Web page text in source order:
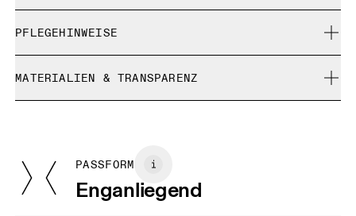
Laura ist 175 cm gross und trägt Grösse S
Deine Körpermasse in Zentimeter
Kostenlose 30-Tage-Rückgabe
Limited-Edition-Artikel, Sonderfarben oder Letzte-
Chance-Artikel können nicht umgetauscht werden. Sie
PFLEGEHINWEISE
Auf niedriger Stufe bügeln
Nicht bleichen
Kann im Trockner auf niedriger Stufe getrocknet werden
Mit ähnlichen Farben waschen
MATERIALIEN & TRANSPARENZ
Portugal
PASSFORM
Enganliegend